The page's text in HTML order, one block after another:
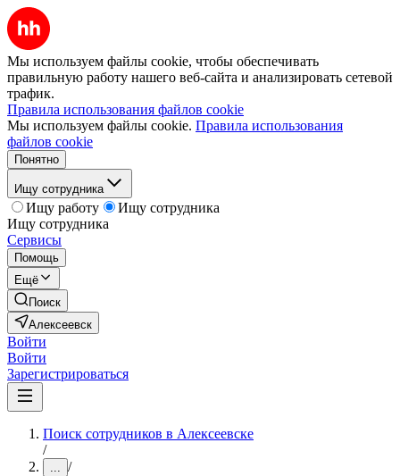
Мы используем файлы cookie, чтобы обеспечивать
правильную работу нашего веб-сайта и анализировать сетевой
трафик.
Правила использования файлов cookie
Мы используем файлы cookie. Правила использования
файлов cookie
Понятно
Ищу сотрудника
Ищу работу
Ищу сотрудника
Ищу сотрудника
Сервисы
Помощь
Ещё
Поиск
Алексеевск
Войти
Войти
Зарегистрироваться
Поиск сотрудников в Алексеевске
/
... /